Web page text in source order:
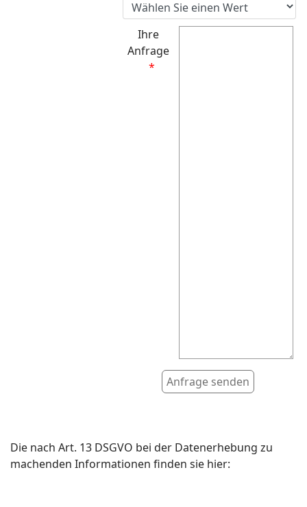
Ihre
Anfrage
Honeypot, bitte
Die nach Art. 13 DSGVO bei der Datenerhebung zu
machenden Informationen finden sie hier: